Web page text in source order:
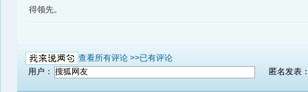
得领先。
查看所有评论 >>已有评论
用户：
匿名发表